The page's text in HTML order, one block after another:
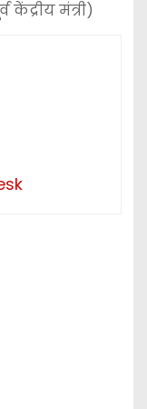
मंत्री)